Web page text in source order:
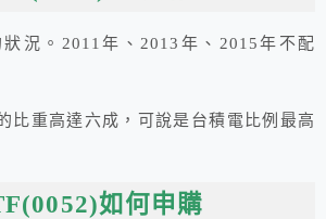
況。2011年、2013年、2015年不配
比重高達六成，可說是台積電比例最高
如何申購